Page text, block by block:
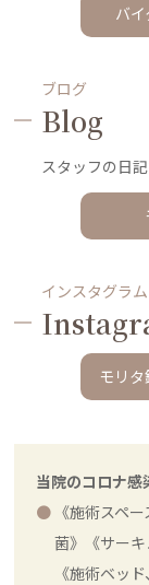
バ
ブログ
Blog
スタッフの日
インスタグラム
モリ
当院のコロナ感
《施術スペ
菌》《サー
《施術ベッ